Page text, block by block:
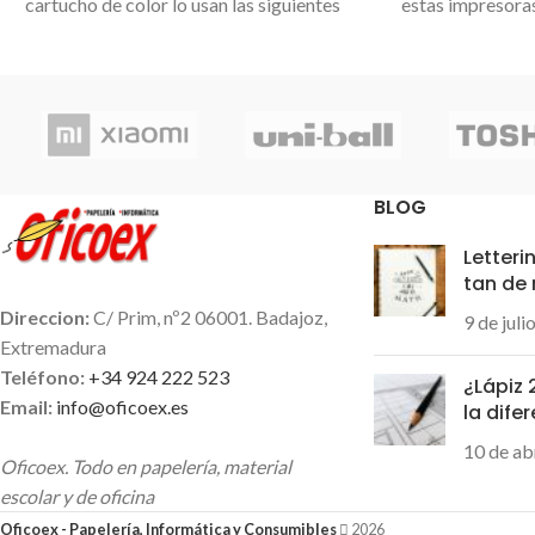
DeskJet F4200 / DeskJet F4220 /
DeskJet D2660 / DeskJet D1660 /
Photosmart C4680 / Photosmart
C4780 / DeskJet F2420 / DeskJet
F2492 / Photosmart C4700 / DeskJet
D2500 / DeskJet D2600 / DeskJet
D5500 / DeskJet F2400 / DeskJet
D2545 / DeskJet D1600 / Photosmart
ENVY 110 / ENVY 114 / DeskJet
F4480 / ENVY 120
cartucho
Direccion:C/ Prim, nº2 06001. Badajoz,
Extremadura
Teléfono: +34 924 222 523
Email: info@oficoex.es
Oficoex. Todo en papelería, material
escolar y de oficina
BLOG
tan de
9 de
¿Lápiz
la
10 de
Oficoex - Papelería, Informática y Consumibles 2026